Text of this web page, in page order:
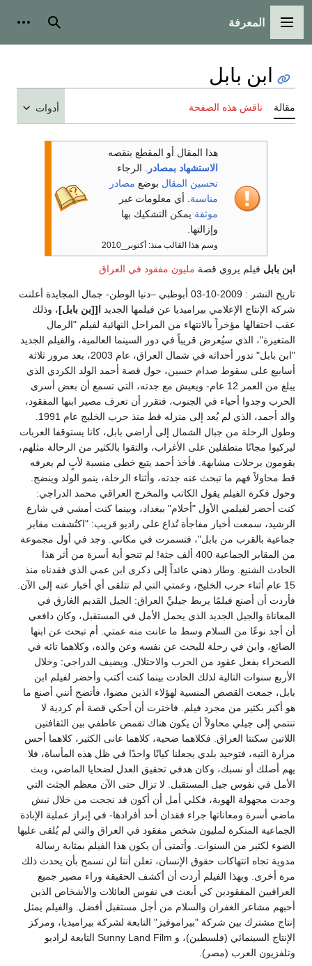
القائمة الرئيسية
المعرفة بحث
ابن بابل
مقالة ناقش هذه الصفحة أدوات
هذا المقال أو المقطع ينقصه
الاستشهاد بمصادر
. الرجاء
تحسين المقال بوضع مصادر
مناسبة . أي معلومات غير
موثقة يمكن التشكيك بها
وإزالتها.
وسم هذا القالب منذ: أكتوبر_2010
ابن بابل فيلم يروي قصة مليون مفقود في العراق
تاريخ النشر : 2009-10-03 أبوظبي –دنيا الوطن- جمال المجايدة أعلنت
شركة الإنتاج الإعلامي بيراميديا عن فيلمها الجديد
ا[[بن بابل]، وذلك
عقب احتفالها مؤخراً بالانتهاء من المراحل النهائية لفيلم "الرمال
المتغيرة"، الذي سيُعرض قريباً في دور السينما العالمية، والفيلم الجديد
"ابن بابل" تدور أحداثه في شمال العراق، عام 2003، بعد مرور ثلاثة
أسابيع على سقوط صدام حسين، حول قصة أحمد الولد الكردي الذي
يبلغ من العمر 12 عام- ويعيش مع جدته، التي تسمع أن بعض أسرى
الحرب وجدوا أحياء في الجنوب، فتقرر أن تعرف مصير ابنها المفقود،
وطول الرحلة من جبال الشمال إلى أراضي بابل، كانا يستوقفا العربات
ليركبوا مجانًا متطفلين على الأغراب، والتقوا بالكثير من الرحالة مثلهم،
يقومون برحلات مشابهة. فأخذ أحمد يتبع خطى منسية لأبٍ لم يعرفه
قط محاولاً فهم ما تبحث عنه جدته، وأثناء الرحلة، ينمو الولد وينضج.
وحول فكرة الفيلم يقول الكاتب والمخرج العراقي محمد الدراجي:
كنت أحضر لفيلمي الأول "أحلام" ببغداد، وبينما كنت أمشي في شارع
الرشيد، سمعت أخبار مفاجأة تُذاع على راديو قريب: "اكتُشفت مقابر
جماعية بالقرب من بابل"، فتسمرت في مكاني. وجد في أول مجموعة
من المقابر الجماعية 400 ألف جثة! لم تنجو أية أسرة من أثر هذا
الحادث الشنيع. وطار ذهني عائداً إلى ذكرى ابن عمي الذي فقدناه منذ
15 عام أثناء حرب الخليج، وعمتي التي لم تتلقى أي أخبار عنه إلى الآن.
فأردت أن أصنع فيلمًا يربط جيليِّ العراق: الجيل القديم الغارق في
المعاناة والجيل الجديد الذي يحمل الأمل في المستقبل، وكان دافعي
أن أجد نوعًا من السلام وسط ما عانت منه عمتي. أم تبحث عن ابنها
الضائع، وابن في رحلة للبحث عن نفسه وعن والده، وكلاهما تائه في
الصحراء بفعل عقود من الحرب والاحتلال. ويضيف الدراجي: وخلال
الأربع سنوات التالية لذلك الحادث بينما كنت أكتب وأحضر لفيلم ابن
بابل، جمعت القصص المنسية لهؤلاء الذين مضوا، فأتضح أنني أصنع ما
هو أكبر بكثير من مجرد فيلم. فاخترت أن أحكي قصة أم كردية لا
تنتمي إلى جيلي محاولاً أن يكون هناك تقمص عاطفي بين الثقافتين
اللاتين سكنتا العراق. فكلاهما ضحية، كلاهما عانى الكثير، كلاهما أحس
مرارة التيه، فتوحيد بلدي يجعلنا كيانًا واحدًا في ظل هذه المأساة، فلا
يهم أصلك أو نسبك، وكان هدفي تحقيق العدل لضحايا الماضي، وبث
الأمل في نفوس جيل المستقبل. لا تزال حتى الآن معظم الجثث التي
وجدت مجهولة الهوية، فكلي أمل أن أكون قد نجحت من خلال نبش
ماضي أسرة ومعاناتها جراء فقدان أحد أفرادها- في إبراز عملية الإبادة
الجماعية المنكرة لمليون شخص مفقود في العراق والتي لم يُلقى عليها
الضوء لكثير من السنوات. وأتمنى أن يكون هذا الفيلم بمثابة رسالة
مدوية تجاه انتهاكات حقوق الإنسان، تعلن أننا لن نسمح بأن يحدث ذلك
مرة أخرى. وبهذا الفيلم أردت أن أكشف الحقيقة وراء مصير جميع
العراقيين المفقودين كي أبعث في نفوس العائلات والأشخاص الذين
أحبهم مشاعر الغفران والسلام من أجل مستقبل أفضل. والفيلم يمثل
إنتاج مشترك بين شركة "بيراموفيز" التابعة لشركة بيراميديا، ومركز
الإنتاج السينمائي (فلسطين)، و Sunny Land Film التابعة لراديو
وتلفزيون العرب (مصر).